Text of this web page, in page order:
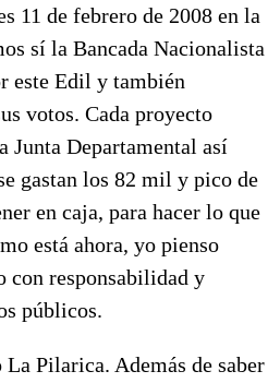
11 de febrero de 2008 en la
sí la Bancada Nacionalista
este Edil y también
votos. Cada proyecto
Junta Departamental así
gastan los 82 mil y pico de
en caja, para hacer lo que
está ahora, yo pienso
con responsabilidad y
públicos.
Pilarica. Además de saber